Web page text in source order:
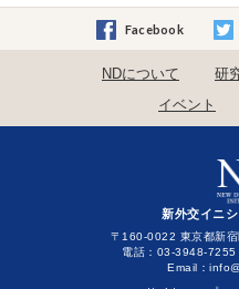
Facebook
NDについて 研
イベント
新外交イニ
〒160-0022 東京都新
電話：03-3948-
Email：